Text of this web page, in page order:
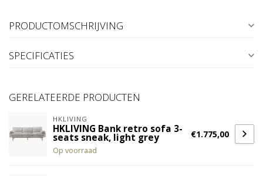
PRODUCTOMSCHRIJVING
SPECIFICATIES
GERELATEERDE PRODUCTEN
HKLIVING
HKLIVING Bank retro sofa 3-
seats sneak, light grey
Op voorraad
€1.775,00